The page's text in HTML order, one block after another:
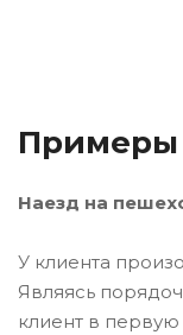
Примеры
Наезд на
У клиента
Являясь
клиент в